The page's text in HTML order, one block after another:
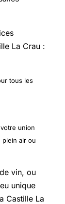
La Crau :
tous les
union
plein air ou
vin, ou
unique
Castille La